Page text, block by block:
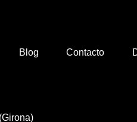
Blog Contacto